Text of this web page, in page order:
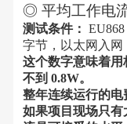
◎ 平均工作电
测试条件：
字节，以太网入网
这个数字意味着用
不到 0.8W。
整年连续运行的电
如果项目现场只有